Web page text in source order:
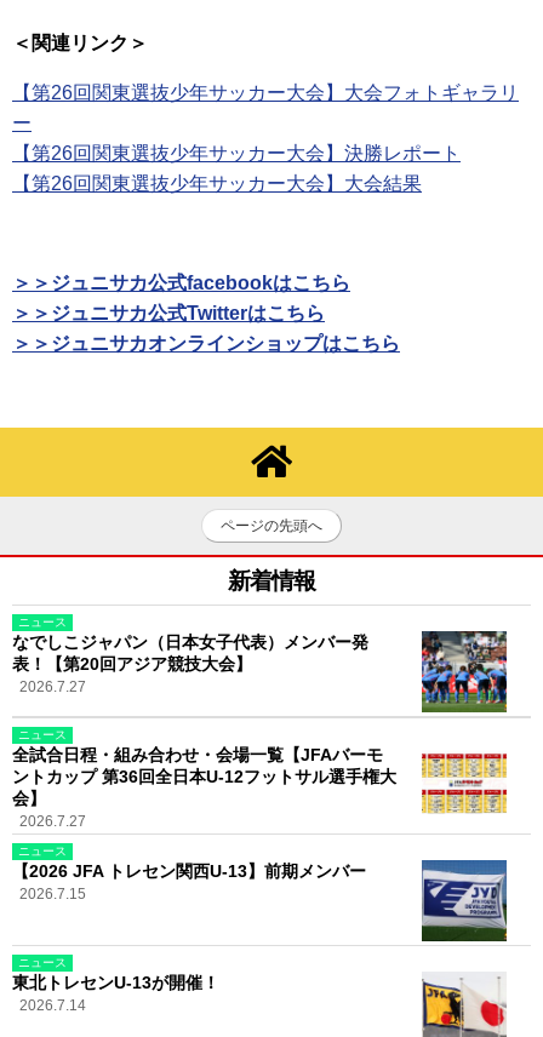
＜関連リンク＞
【第26回関東選抜少年サッカー大会】大会フォトギャラリ
ー
【第26回関東選抜少年サッカー大会】決勝レポート
【第26回関東選抜少年サッカー大会】大会結果
＞＞ジュニサカ公式facebookはこちら
＞＞ジュニサカ公式Twitterはこちら
＞＞ジュニサカオンラインショップはこちら
ページの先頭へ
新着情報
ニュース
なでしこジャパン（日本女子代表）メンバー発
表！【第20回アジア競技大会】
2026.7.27
ニュース
全試合日程・組み合わせ・会場一覧【JFAバーモ
ントカップ 第36回全日本U-12フットサル選手権大
会】
2026.7.27
ニュース
【2026 JFA トレセン関西U-13】前期メンバー
2026.7.15
ニュース
東北トレセンU-13が開催！
2026.7.14